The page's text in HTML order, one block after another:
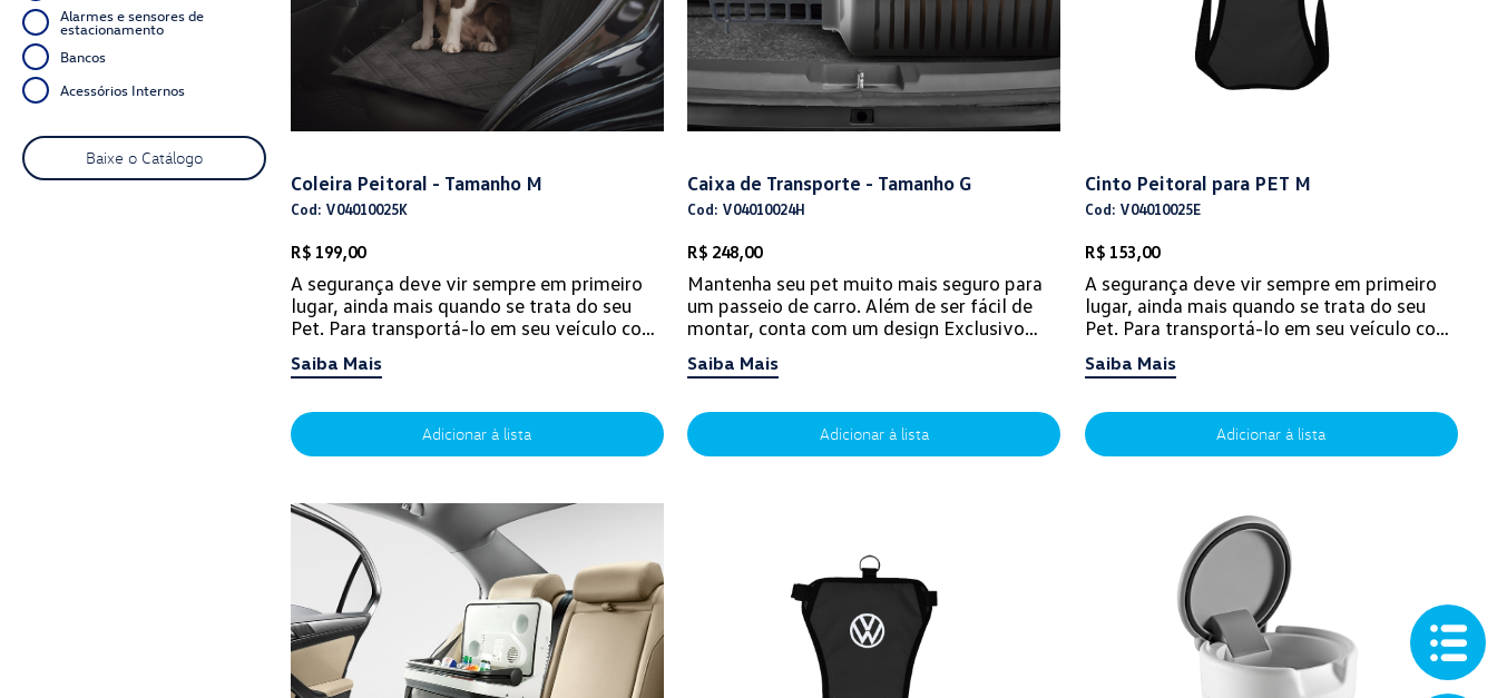
Alarmes e sensores de
estacionamento
Bancos
Acessórios Internos
Baixe o Catálogo
Coleira Peitoral - Tamanho M
Cod: V04010025K
R$ 199,00
A segurança deve vir sempre em primeiro
lugar, ainda mais quando se trata do seu
Pet. Para transportá-lo em seu veículo com
Saiba Mais
Adicionar à lista
Caixa de Transporte - Tamanho G
Cod: V04010024H
R$ 248,00
Mantenha seu pet muito mais seguro para
um passeio de carro. Além de ser fácil de
montar, conta com um design Exclusivo
Saiba Mais
Adicionar à lista
Cinto Peitoral para PET M
Cod: V04010025E
R$ 153,00
A segurança deve vir sempre em primeiro
lugar, ainda mais quando se trata do seu
Pet. Para transportá-lo em seu veículo com
Saiba Mais
Adicionar à lista